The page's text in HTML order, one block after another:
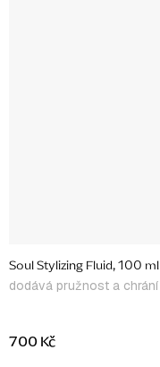
Soul Stylizing Fluid, 100 ml
700 Kč